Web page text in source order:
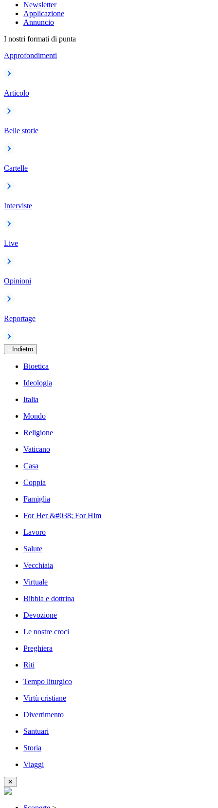
Newsletter
Applicazione
Annuncio
I nostri formati di punta
Approfondimenti
Articolo
Belle storie
Cartelle
Interviste
Live
Opinioni
Reportage
Indietro
Bioetica
Ideologia
Italia
Mondo
Religione
Vaticano
Casa
Coppia
Famiglia
For Her &#038; For Him
Lavoro
Salute
Vecchiaia
Virtuale
Bibbia e dottrina
Devozione
Le nostre croci
Preghiera
Riti
Tempo liturgico
Virtù cristiane
Divertimento
Santuari
Storia
Viaggi
✕